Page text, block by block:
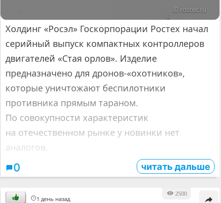
© rostec.ru
Холдинг «Росэл» Госкорпорации Ростех начал
серийный выпуск компактных контроллеров
двигателей «Стая орлов». Изделие
предназначено для дронов-«охотников»,
которые уничтожают беспилотники
противника прямым тараном.
По совокупности характеристик
на отечественном рынке у новинки нет
аналогов.
0 читать дальше
1 день назад
2500